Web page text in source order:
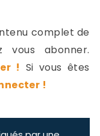
complet de
vous abonner.
! Si vous êtes
!